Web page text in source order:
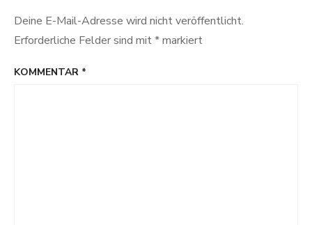
Deine E-Mail-Adresse wird nicht veröffentlicht.
Erforderliche Felder sind mit*markiert
KOMMENTAR *